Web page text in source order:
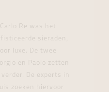
Re was het
sieraden,
luxe. De twee
en Paolo zetten
De experts in
zoeken hiervoor